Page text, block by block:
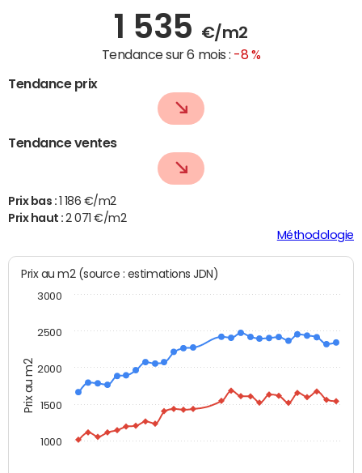
1 535 €/m2
Tendance sur 6 mois : -8 %
Tendance prix
Tendance ventes
Prix bas :
1 186 €/m2
Prix haut :2 071 €/m2
Méthodologie
Prix au m2
Prix au m2 (source : estimations JDN)
1000
1500
2000
2500
3000